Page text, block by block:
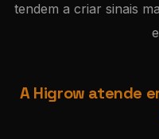
tendem a criar sinais
A Higrow atende